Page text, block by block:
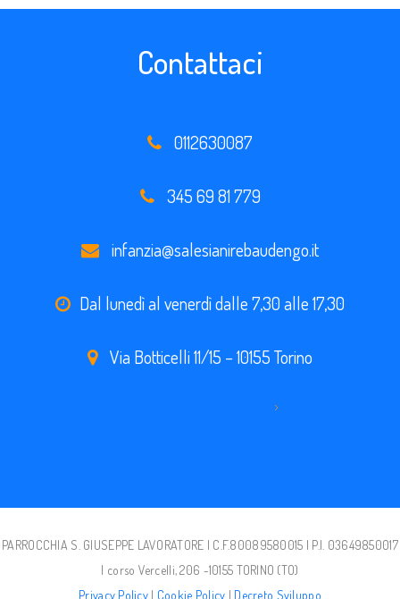
Contattaci
0112630087
345 69 81 779
infanzia@salesianirebaudengo.it
Dal lunedì al venerdì dalle 7,30 alle 17,30
Via Botticelli 11/15 – 10155 Torino
PARROCCHIA S. GIUSEPPE LAVORATORE | C.F.80089580015 | P.I. 03649850017
| corso Vercelli, 206 -10155 TORINO (TO)
Privacy Policy | Cookie Policy | Decreto Sviluppo